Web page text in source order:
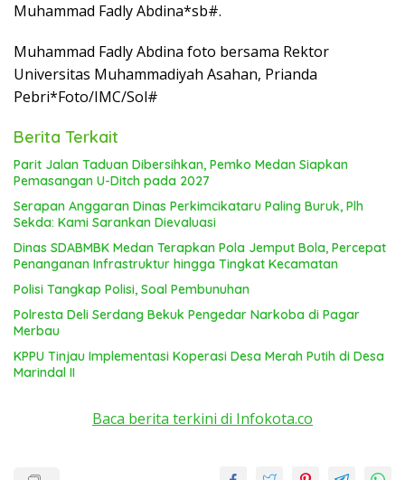
Muhammad Fadly Abdina*sb#.
Muhammad Fadly Abdina foto bersama Rektor
Universitas Muhammadiyah Asahan, Prianda
Pebri*Foto/IMC/Sol#
Berita Terkait
Parit Jalan Taduan Dibersihkan, Pemko Medan Siapkan
Pemasangan U-Ditch pada 2027
Serapan Anggaran Dinas Perkimcikataru Paling Buruk, Plh
Sekda: Kami Sarankan Dievaluasi
Dinas SDABMBK Medan Terapkan Pola Jemput Bola, Percepat
Penanganan Infrastruktur hingga Tingkat Kecamatan
Polisi Tangkap Polisi, Soal Pembunuhan
Polresta Deli Serdang Bekuk Pengedar Narkoba di Pagar
Merbau
KPPU Tinjau Implementasi Koperasi Desa Merah Putih di Desa
Marindal II
Baca berita terkini di Infokota.co